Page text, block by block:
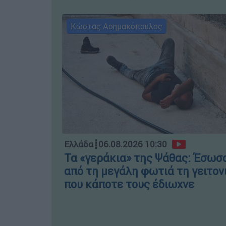
Κώστας Ασημακόπουλος
Ελλάδα┋06.08.2026 10:30
Τα «γεράκια» της Ψάθας:
από τη μεγάλη φωτιά τη
που κάποτε τους έδιωχνε